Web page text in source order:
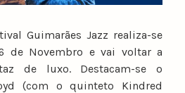
a
i
n
o
Guimarães Jazz realiza-se
de Novembro e vai voltar a
de luxo. Destacam-se o
(com o quinteto Kindred